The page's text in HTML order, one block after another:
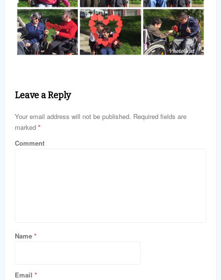
Leave a Reply
Your email address will not be published. Required fields are
marked *
Comment
Name *
Email *